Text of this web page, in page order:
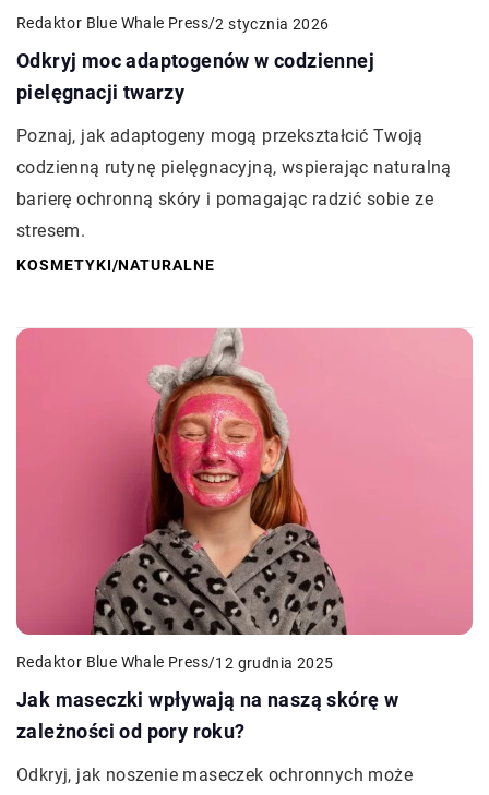
Redaktor Blue Whale Press/2 stycznia 2026
Odkryj moc adaptogenów w codziennej
pielęgnacji twarzy
Poznaj, jak adaptogeny mogą przekształcić Twoją
codzienną rutynę pielęgnacyjną, wspierając naturalną
barierę ochronną skóry i pomagając radzić sobie ze
stresem.
KOSMETYKI/NATURALNE
Redaktor Blue Whale Press/12 grudnia 2025
Jak maseczki wpływają na naszą skórę w
zależności od pory roku?
Odkryj, jak noszenie maseczek ochronnych może